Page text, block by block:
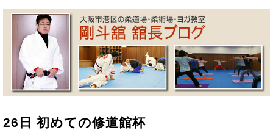
26日 初めての修道館杯